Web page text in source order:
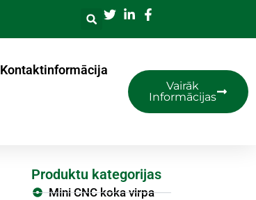
Kontaktinformācija
Vairāk
Informācijas
Produktu kategorijas
Mini CNC koka virpa